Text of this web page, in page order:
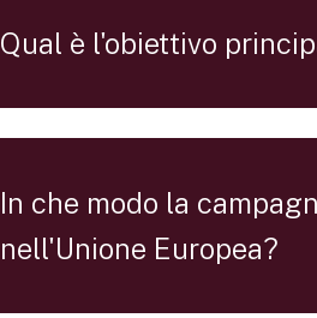
Qual è l'obiettivo
In che modo la
nell'Unione Europea?